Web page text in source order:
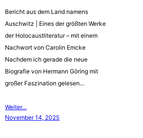
Bericht aus dem Land namens
Auschwitz | Eines der größten Werke
der Holocaustliteratur – mit einem
Nachwort von Carolin Emcke
Nachdem ich gerade die neue
Biografie von Hermann Göring mit
großer Faszination gelesen…
Weiter…
November 14, 2025